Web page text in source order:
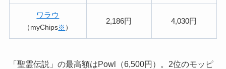
ワラウ
（myChips※ ）
2,186円 4,030円
「聖霊伝説」の最高額はPowl（6,500円）。2位のモッピ